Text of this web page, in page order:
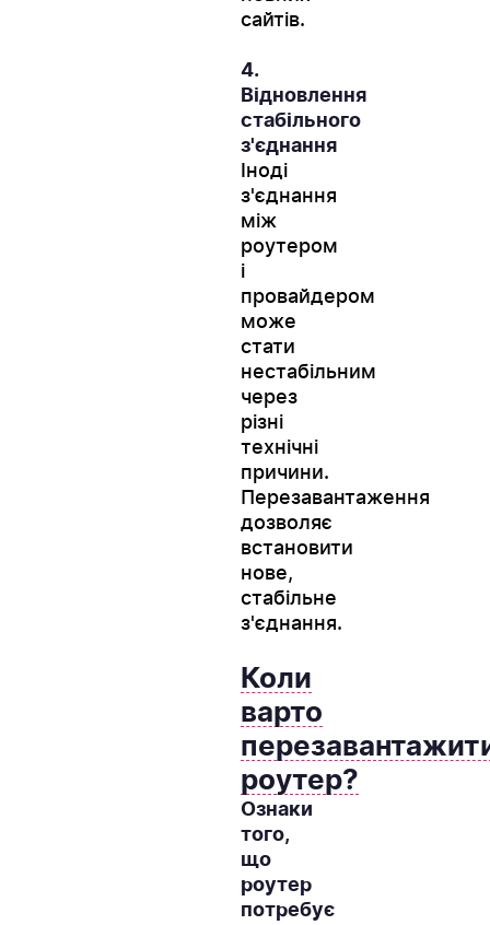
сайтів.
4.
Відновлення
стабільного
з'єднання
Іноді
з'єднання
між
роутером
і
провайдером
може
стати
нестабільним
через
різні
технічні
причини.
Перезавантаження
дозволяє
встановити
нове,
стабільне
з'єднання.
Коли
варто
роутер?
Ознаки
того,
що
роутер
потребує